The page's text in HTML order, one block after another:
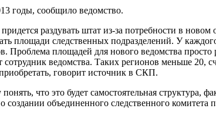
годы, сообщило ведомство.
раздувать штат из-за потребности в
площади следственных подразделений. У
площадей для нового ведомства просто
ведомства. Таких регионов меньше 20,
говорит источник в СКП.
что это будет самостоятельная структура,
объединенного следственного комитета